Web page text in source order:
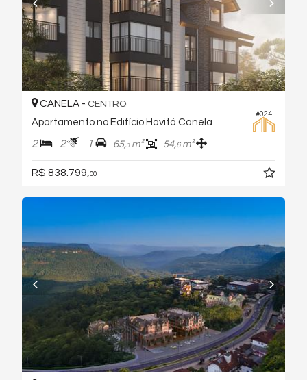
#024
CANELA - CENTRO
Apartamento no Edifício Havitá Canela
2 2 1 65,0m² 54,6m²
R$ 838.799, 00